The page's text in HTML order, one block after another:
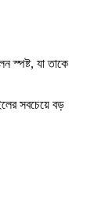
স্পষ্ট, যা তাকে
সবচেয়ে বড়